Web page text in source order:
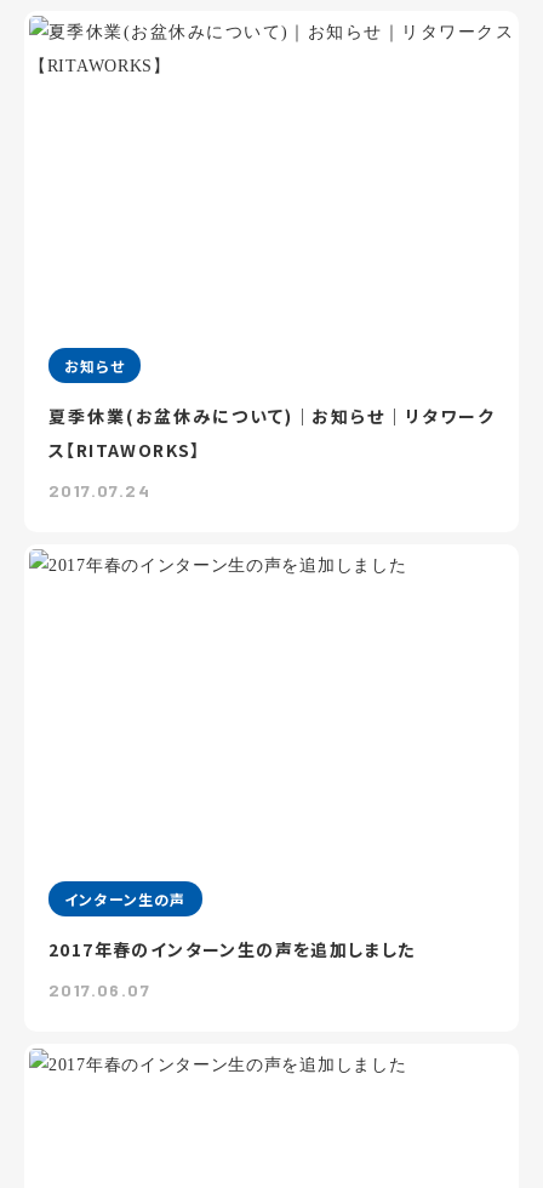
お知らせ
夏季休業(お盆休みについて)｜お知らせ｜リタワーク
ス【RITAWORKS】
2017.07.24
インターン生の声
2017年春のインターン生の声を追加しました
2017.06.07